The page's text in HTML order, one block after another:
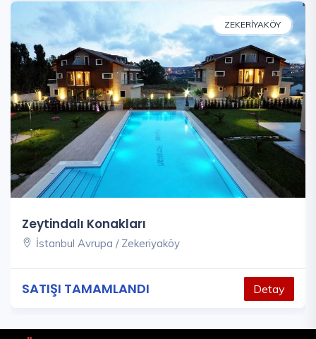
ZEKERIYAKÖY
Zeytindalı Konakları
İstanbul Avrupa / Zekeriyaköy
SATIŞI TAMAMLANDI Detay